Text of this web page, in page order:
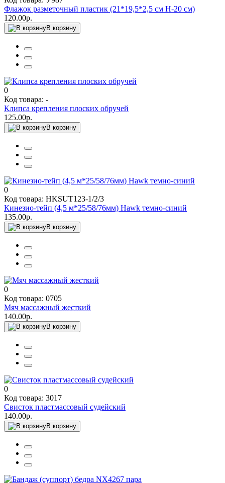
Флажок разметочный пластик (21*19,5*2,5 см Н-20 см)
120.00р.
В корзину
0
Код товара: -
Клипса крепления плоских обручей
125.00р.
В корзину
0
Код товара: HKSUT123-1/2/3
Кинезио-тейп (4,5 м*25/58/76мм) Hawk темно-синий
135.00р.
В корзину
0
Код товара: 0705
Мяч массажный жесткий
140.00р.
В корзину
0
Код товара: 3017
Свисток пластмассовый судейский
140.00р.
В корзину